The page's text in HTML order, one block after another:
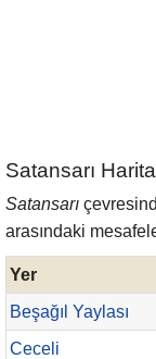
Satansarı
Satansarı
arasındaki
Yer
Beşağıl Yaylası
Ceceli